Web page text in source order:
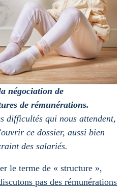
négociation de
de rémunérations.
difficultés qui nous attendent,
ce dossier, aussi bien
des salariés.
le terme de « structure »,
pas des rémunérations